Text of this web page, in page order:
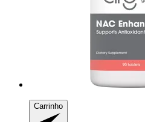
Carrinho